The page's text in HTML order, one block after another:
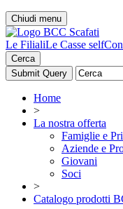
Chiudi menu
Le FilialiLe Casse self
Cerca
Home
>
La nostra offerta
Famiglie e
Aziende e
Giovani
Soci
>
Catalogo prodotti